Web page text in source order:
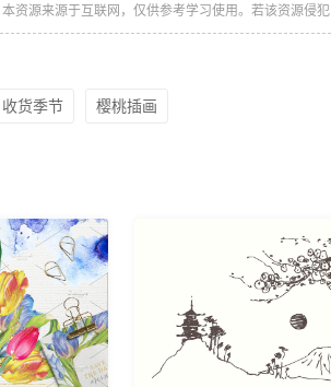
资源来源于互联网，仅供参考学习使用。若该资源侵
收货季节 樱桃插画